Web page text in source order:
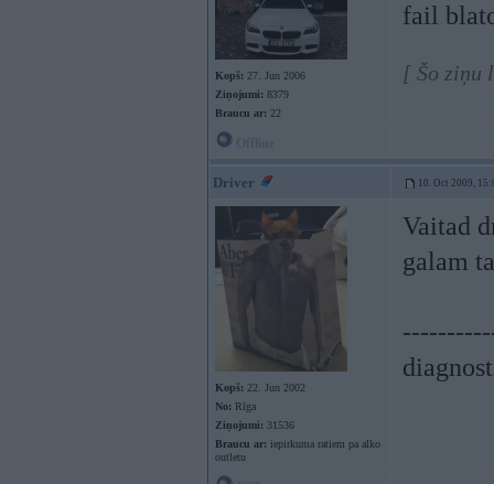
Kopš: 27. Jun 2006
Ziņojumi: 8379
Braucu ar: 22
fail
[ Šo ziņu
Driver 10. Oct 2009,
Kopš: 22. Jun 2002
No: Rīga
Ziņojumi: 31536
Braucu ar: iepirkuma ratiem pa alko
outletu
Vaitad
galam